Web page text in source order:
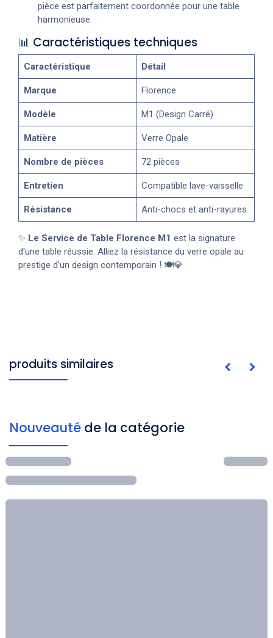
pièce est parfaitement coordonnée pour une table
harmonieuse.
📊 Caractéristiques techniques
Caractéristique Détail
Marque Florence
Modèle M1 (Design Carré)
Matière Verre Opale
Nombre de pièces 72 pièces
Entretien Compatible lave-vaisselle
Résistance Anti-chocs et anti-rayures
✨ Le Service de Table Florence M1 est la signature
d'une table réussie. Alliez la résistance du verre opale au
prestige d'un design contemporain ! 🍽️💎
produits similaires
Nouveauté de la catégorie